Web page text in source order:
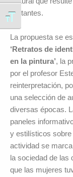
Alternar tamaño de
visitantes.
La propuesta se
‘Retratos de
en la pintura’, la
por el profesor
reinterpretación,
una selección de
diversas épocas.
paneles
y estilísticos
actividad se
la sociedad de las
que las mujeres